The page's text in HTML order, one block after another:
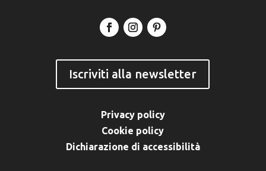
Iscriviti alla newsletter
Privacy policy
Cookie policy
Dichiarazione di accessibilità